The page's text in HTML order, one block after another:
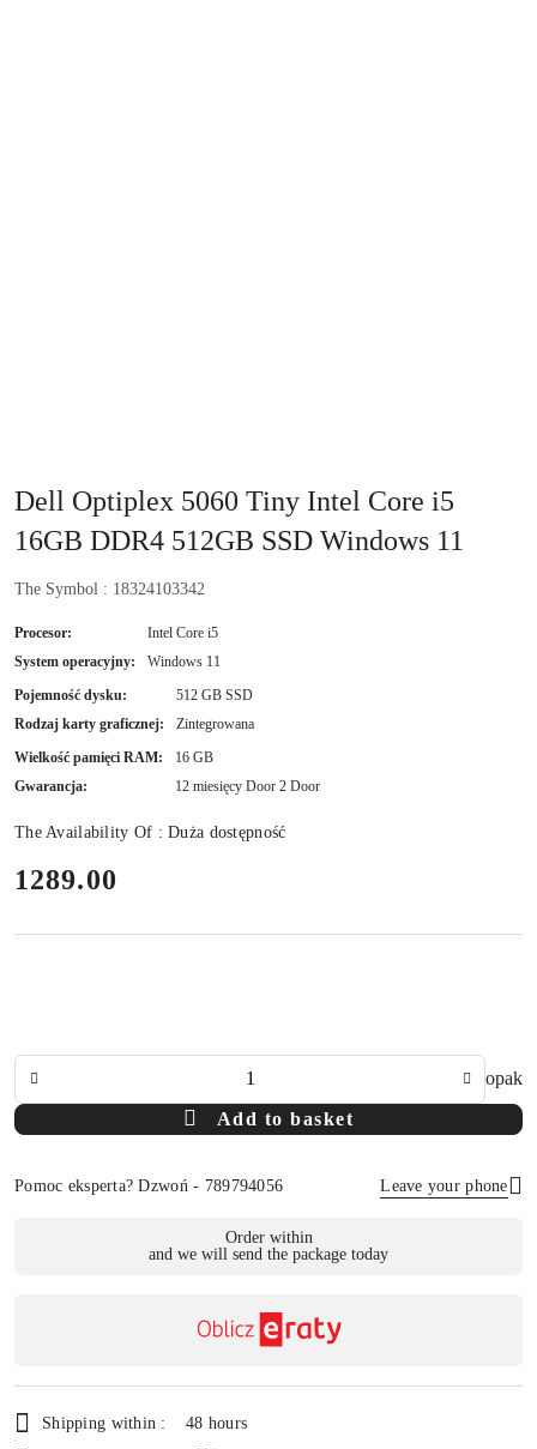
Dell Optiplex 5060 Tiny Intel Core i5
16GB DDR4 512GB SSD Windows 11
The Symbol : 18324103342
Procesor:
Intel Core i5
System operacyjny:
Windows 11
Pojemność dysku:
512 GB SSD
Rodzaj karty graficznej:
Zintegrowana
Wielkość pamięci RAM:
16 GB
Gwarancja:
12 miesięcy Door 2 Door
The Availability Of :Duża dostępność
price:
1289.00
opak
Add to basket
Pomoc eksperta? Dzwoń - 789794056 Leave your phone
Order within
and we will send the package today
Shipping within :
48 hours